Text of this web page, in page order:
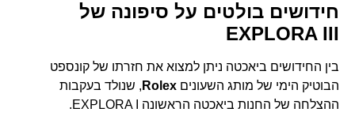
חידושים בולטים על סיפונה של
EXPLORA III
בין החידושים ביאכטה ניתן למצוא את חזרתו של קונספט
הבוטיק הימי של מותג השעוניםRolex, שנולד בעקבות
ההצלחה של החנות ביאכטה הראשונה EXPLORA I.